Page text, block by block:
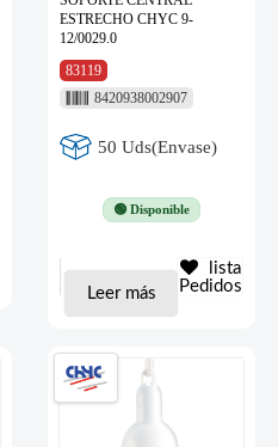
ESTRECHO CHYC 9-
12/0029.0
83119
8420938002907
50 Uds(Envase)
🟢 Disponible
Leer más
lista
Pedidos